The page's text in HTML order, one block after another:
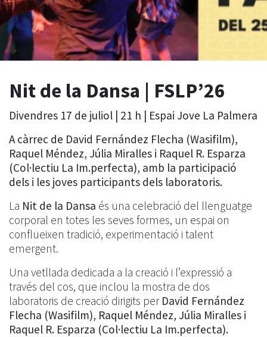
Nit de la Dansa | FSLP’26
Divendres 17 de juliol | 21 h | Espai Jove La Palmera
A càrrec de David Fernández Flecha (Wasifilm),
Raquel Méndez, Júlia Miralles i Raquel R. Esparza
(Col·lectiu La Im.perfecta), amb la participació
dels i les joves participants dels laboratoris.
La Nit de la Dansa és una celebració del llenguatge
corporal en totes les seves formes, un espai on
conflueixen tradició, experimentació i talent
emergent.
Una vetllada dedicada a la creació i l’expressió a
través del cos, que inclou la mostra de dos
laboratoris de creació dirigits per David Fernández
Flecha (Wasifilm), Raquel Méndez, Júlia Miralles i
Raquel R. Esparza (Col·lectiu La Im.perfecta).